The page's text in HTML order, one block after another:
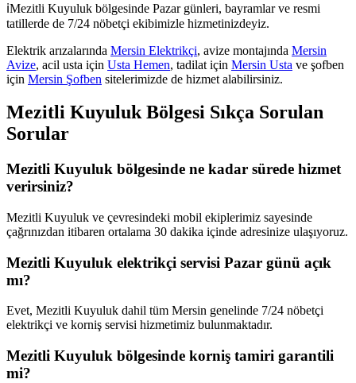
ℹ️Mezitli Kuyuluk bölgesinde Pazar günleri, bayramlar ve resmi
tatillerde de 7/24 nöbetçi ekibimizle hizmetinizdeyiz.
Elektrik arızalarında Mersin Elektrikçi, avize montajında Mersin
Avize, acil usta için Usta Hemen, tadilat için Mersin Usta ve şofben
için Mersin Şofben sitelerimizde de hizmet alabilirsiniz.
Mezitli KuyulukBölgesi Sıkça Sorulan
Sorular
Mezitli Kuyuluk bölgesinde ne kadar sürede hizmet
verirsiniz?
Mezitli Kuyuluk ve çevresindeki mobil ekiplerimiz sayesinde
çağrınızdan itibaren ortalama 30 dakika içinde adresinize ulaşıyoruz.
Mezitli Kuyuluk elektrikçi servisi Pazar günü açık
mı?
Evet, Mezitli Kuyuluk dahil tüm Mersin genelinde 7/24 nöbetçi
elektrikçi ve korniş servisi hizmetimiz bulunmaktadır.
Mezitli Kuyuluk bölgesinde korniş tamiri garantili
mi?